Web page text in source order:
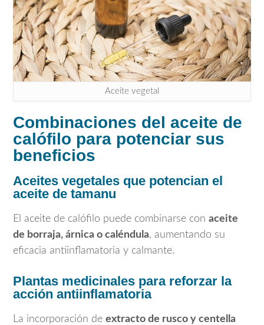
Aceite vegetal
Combinaciones del aceite de
calófilo para potenciar sus
beneficios
Aceites vegetales que potencian el
aceite de tamanu
El aceite de calófilo puede combinarse con aceite
de borraja, árnica o caléndula, aumentando su
eficacia antiinflamatoria y calmante.
Plantas medicinales para reforzar la
acción antiinflamatoria
La incorporación de extracto de rusco y centella